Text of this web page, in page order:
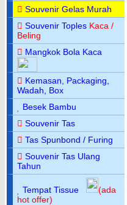
Souvenir Gelas Murah
Souvenir Toples Kaca /
Beling
Mangkok Bola Kaca
Kemasan, Packaging,
Wadah, Box
Besek Bambu
Souvenir Tas
Tas Spunbond / Furing
Souvenir Tas Ulang
Tahun
Tempat Tissue
(ada
hot offer)